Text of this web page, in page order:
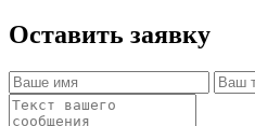
Оставить заявку